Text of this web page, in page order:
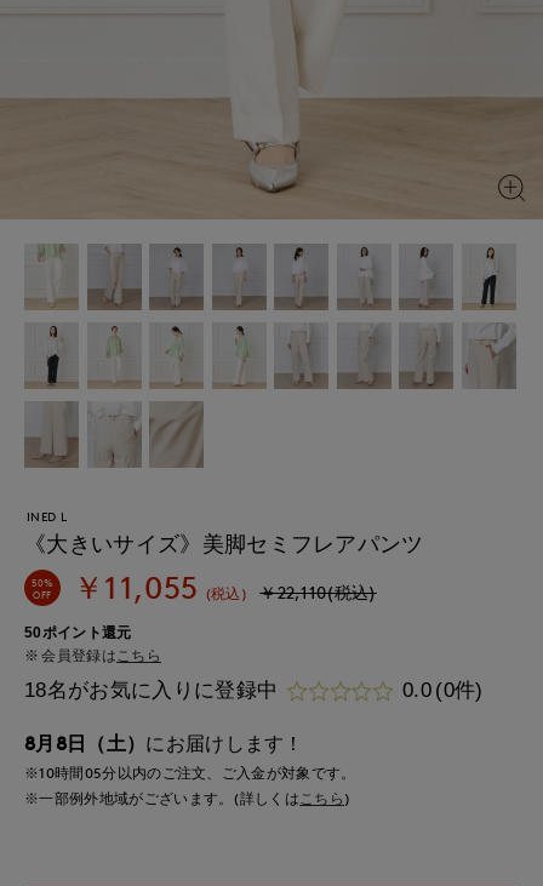
INED L
《大きいサイズ》美脚セミフレアパンツ
50%
OFF
￥11,055 (税込) ￥22,110(税込)
50ポイント還元
会員登録は こちら
18名がお気に入りに登録中 0.0 (0件)
8月8日（土） にお届けします！
※10時間05分以内のご注文、ご入金が対象です。
※一部例外地域がございます。(詳しくはこちら )